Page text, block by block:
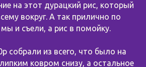
на этот дурацкий рис, который
вокруг. А так прилично по
мы и съели, а рис в помойку.
собрали из всего, что было на
ковром снизу, а остальное